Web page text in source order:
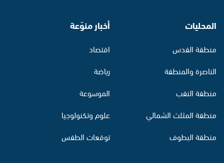
المحليات
منطقة القدس
الناصرة والمنطقة
منطقة النقب
منطقة المثلث الشمالي
منطقة البطوف
أخبار منوّعة
اقتصاد
رياضة
الموسوعة
علوم وتكنولوجيا
توقعات الطقس